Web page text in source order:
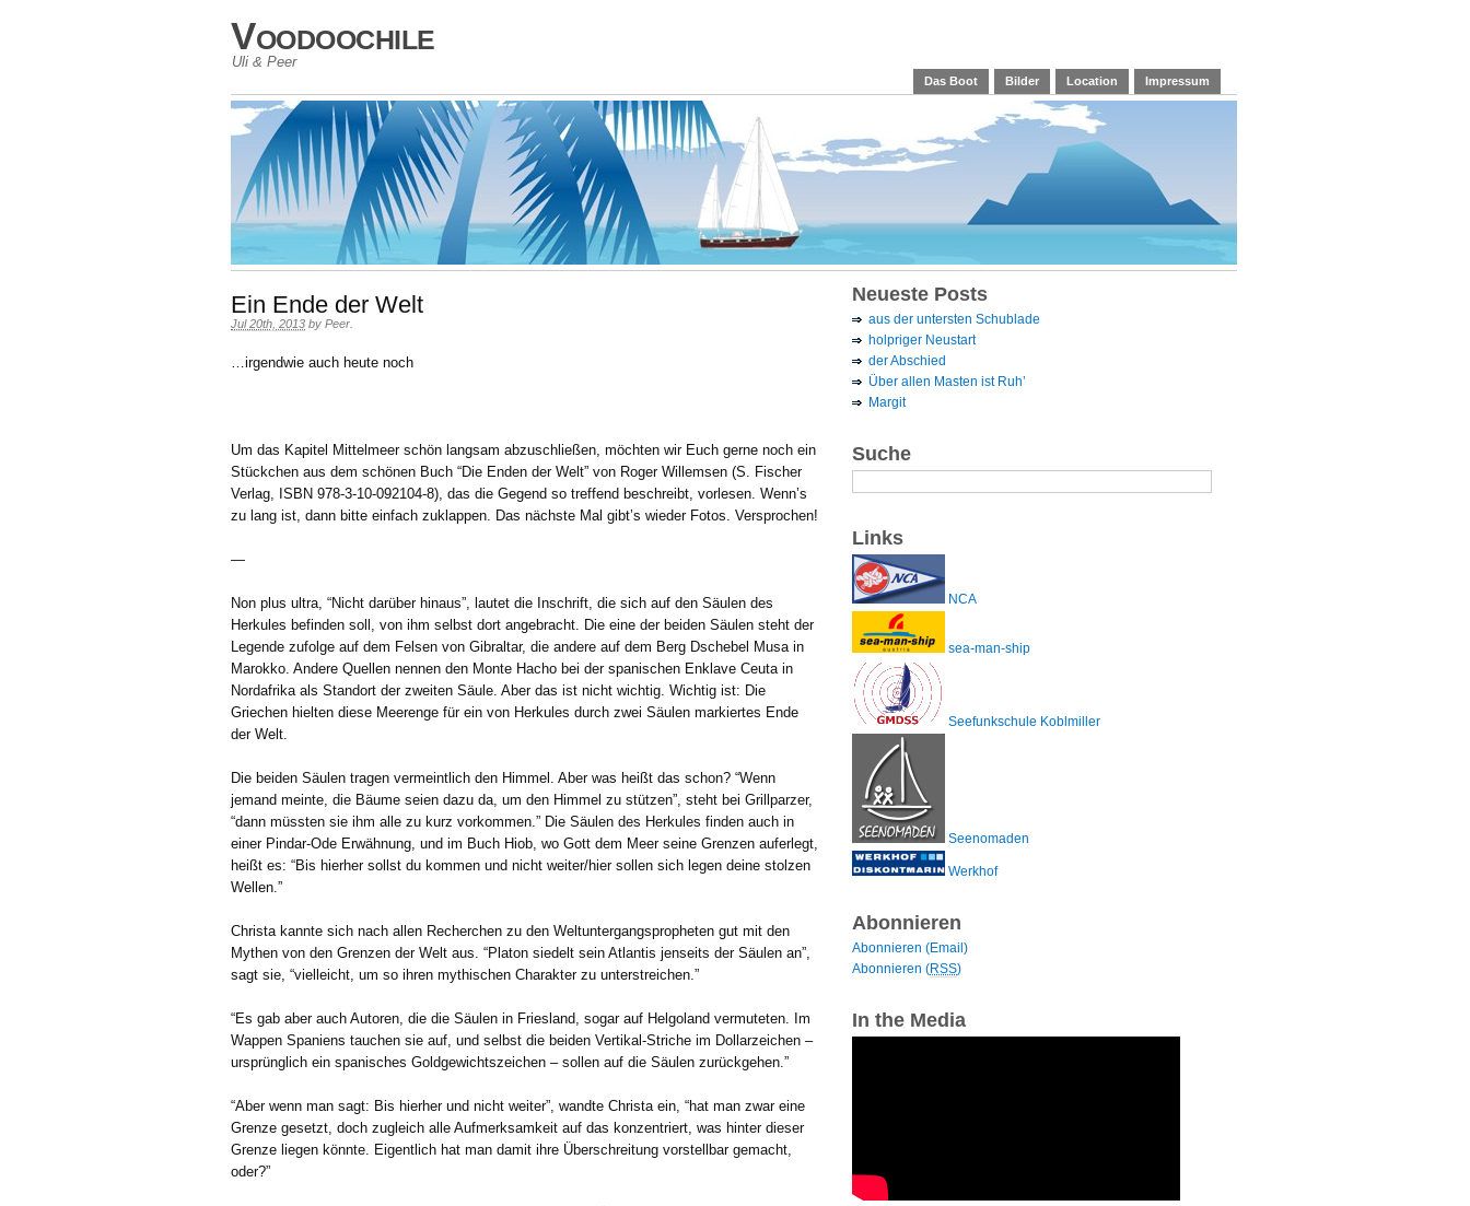
Voodoochile
Uli & Peer
Das Boot Bilder Location Impressum
Ein Ende der Welt
Jul 20th, 2013 by Peer
…irgendwie auch heute noch
Um das Kapitel Mittelmeer schön langsam abzuschließen, möchten wir Euch gerne noch ein
Stückchen aus dem schönen Buch “Die Enden der Welt” von Roger Willemsen (S. Fischer
Verlag, ISBN 978-3-10-092104-8), das die Gegend so treffend beschreibt, vorlesen. Wenn’s
zu lang ist, dann bitte einfach zuklappen. Das nächste Mal gibt’s wieder Fotos. Versprochen!
—
Non plus ultra, “Nicht darüber hinaus”, lautet die Inschrift, die sich auf den Säulen des
Herkules befinden soll, von ihm selbst dort angebracht. Die eine der beiden Säulen steht der
Legende zufolge auf dem Felsen von Gibraltar, die andere auf dem Berg Dschebel Musa in
Marokko. Andere Quellen nennen den Monte Hacho bei der spanischen Enklave Ceuta in
Nordafrika als Standort der zweiten Säule. Aber das ist nicht wichtig. Wichtig ist: Die
Griechen hielten diese Meerenge für ein von Herkules durch zwei Säulen markiertes Ende
der Welt.
Die beiden Säulen tragen vermeintlich den Himmel. Aber was heißt das schon? “Wenn
jemand meinte, die Bäume seien dazu da, um den Himmel zu stützen”, steht bei Grillparzer,
“dann müssten sie ihm alle zu kurz vorkommen.” Die Säulen des Herkules finden auch in
einer Pindar-Ode Erwähnung, und im Buch Hiob, wo Gott dem Meer seine Grenzen auferlegt,
heißt es: “Bis hierher sollst du kommen und nicht weiter/hier sollen sich legen deine stolzen
Wellen.”
Christa kannte sich nach allen Recherchen zu den Weltuntergangspropheten gut mit den
Mythen von den Grenzen der Welt aus. “Platon siedelt sein Atlantis jenseits der Säulen an”,
sagt sie, “vielleicht, um so ihren mythischen Charakter zu unterstreichen.”
“Es gab aber auch Autoren, die die Säulen in Friesland, sogar auf Helgoland vermuteten. Im
Wappen Spaniens tauchen sie auf, und selbst die beiden Vertikal-Striche im Dollarzeichen –
ursprünglich ein spanisches Goldgewichtszeichen – sollen auf die Säulen zurückgehen.”
“Aber wenn man sagt: Bis hierher und nicht weiter”, wandte Christa ein, “hat man zwar eine
Grenze gesetzt, doch zugleich alle Aufmerksamkeit auf das konzentriert, was hinter dieser
Grenze liegen könnte. Eigentlich hat man damit ihre Überschreitung vorstellbar gemacht,
oder?”
Neueste Posts
aus der untersten Schublade
holpriger Neustart
der Abschied
Über allen Masten ist Ruh’
Margit
Suche
Links
NCA
sea-man-ship
Seefunkschule Koblmiller
Seenomaden
Werkhof
Abonnieren
Abonnieren (Email)
Abonnieren (RSS)
In the Media